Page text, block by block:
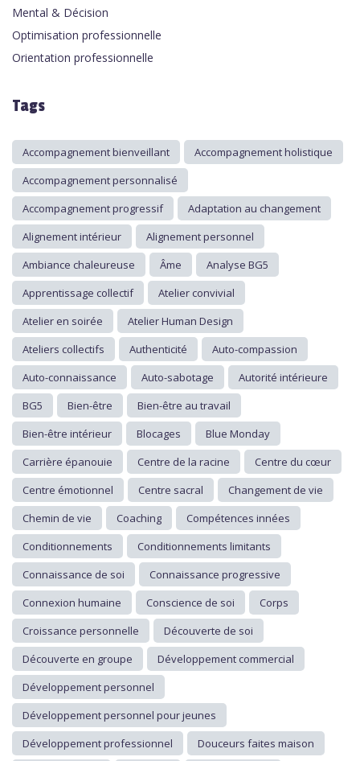
Mental & Décision
Optimisation professionnelle
Orientation professionnelle
Tags
Accompagnement bienveillant
Accompagnement holistique
Accompagnement personnalisé
Accompagnement progressif
Adaptation au changement
Alignement intérieur
Alignement personnel
Ambiance chaleureuse
Âme
Analyse BG5
Apprentissage collectif
Atelier convivial
Atelier en soirée
Atelier Human Design
Ateliers collectifs
Authenticité
Auto-compassion
Auto-connaissance
Auto-sabotage
Autorité intérieure
BG5
Bien-être
Bien-être au travail
Bien-être intérieur
Blocages
Blue Monday
Carrière épanouie
Centre de la racine
Centre du cœur
Centre émotionnel
Centre sacral
Changement de vie
Chemin de vie
Coaching
Compétences innées
Conditionnements
Conditionnements limitants
Connaissance de soi
Connaissance progressive
Connexion humaine
Conscience de soi
Corps
Croissance personnelle
Découverte de soi
Découverte en groupe
Développement commercial
Développement personnel
Développement personnel pour jeunes
Développement professionnel
Douceurs faites maison